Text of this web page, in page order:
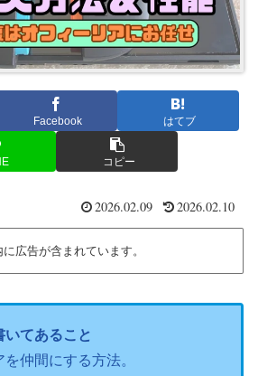
Facebook はてブ
コピー
2026.02.09 2026.02.10
広告が含まれています。
いてあること
仲間にする方法。